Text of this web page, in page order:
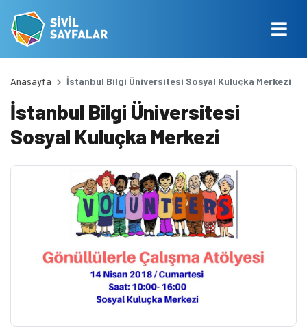
Anasayfa İstanbul Bilgi Üniversitesi Sosyal Kuluçka Merkezi
İstanbul Bilgi Üniversitesi
Sosyal Kuluçka Merkezi